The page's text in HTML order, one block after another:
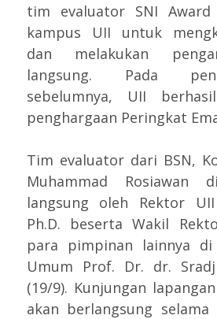
tim evaluator SNI
kampus UII untuk
dan melakukan
langsung. Pada
sebelumnya, UII
penghargaan Peringkat
Tim evaluator dari BSN,
Muhammad Rosiawan
langsung oleh Rektor
Ph.D. beserta Wakil
para pimpinan lainnya di
Umum Prof. Dr. dr.
(19/9). Kunjungan
akan berlangsung